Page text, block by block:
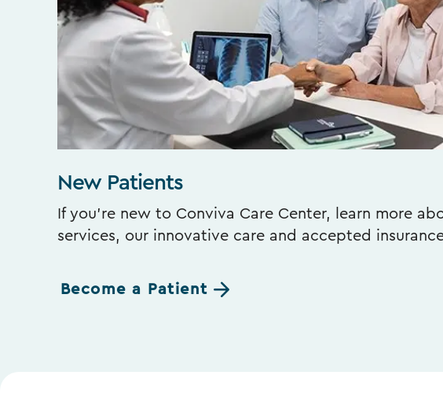
New Patients
If you’re new to Conviva Care Center, learn more
services, our innovative care and accepted
Become a Patient